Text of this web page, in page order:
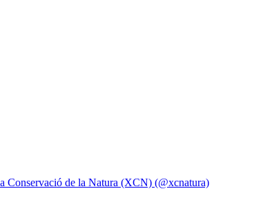
Conservació de la Natura (XCN) (@xcnatura)